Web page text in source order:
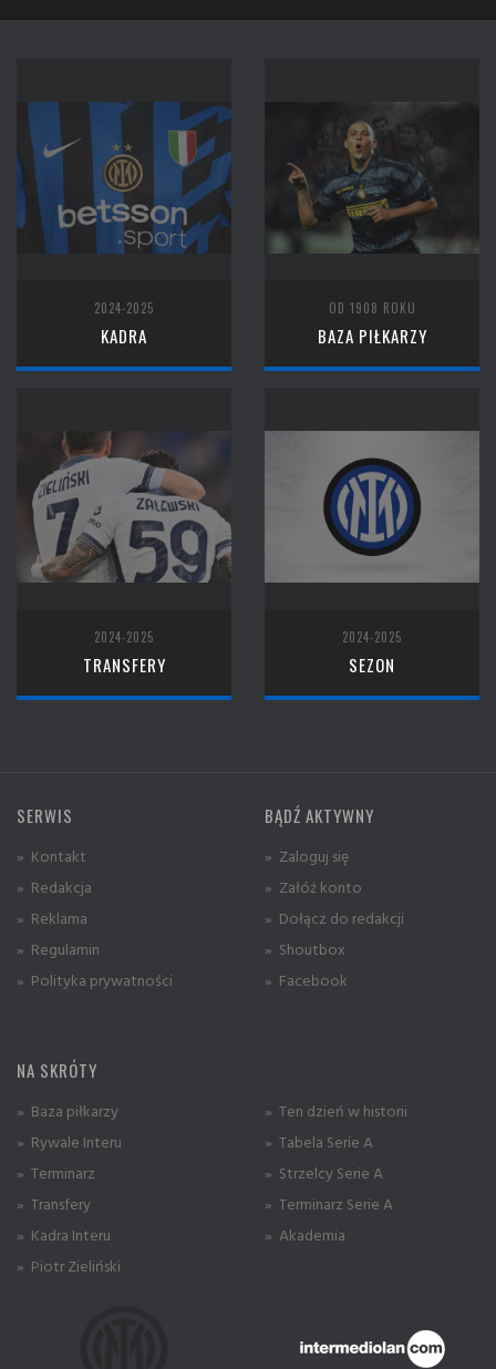
2024-2025
KADRA
OD 1908 ROKU
BAZA PIŁKARZY
2024-2025
TRANSFERY
2024-2025
SEZON
SERWIS
» Kontakt
» Redakcja
» Reklama
» Regulamin
» Polityka prywatności
BĄDŹ AKTYWNY
» Zaloguj się
» Załóż konto
» Dołącz do redakcji
» Shoutbox
» Facebook
NA SKRÓTY
» Baza piłkarzy
» Rywale Interu
» Terminarz
» Transfery
» Kadra Interu
» Piotr Zieliński
» Ten dzień w historii
» Tabela Serie A
» Strzelcy Serie A
» Terminarz Serie A
» Akademia